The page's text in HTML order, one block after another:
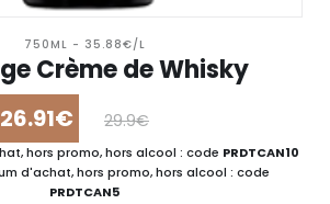
750ML - 35.88€/L
Crème de Whisky
26.91€ 29.9€
hors promo, hors alcool : code PRDTCAN10
d'achat, hors promo, hors alcool : code
PRDTCAN5